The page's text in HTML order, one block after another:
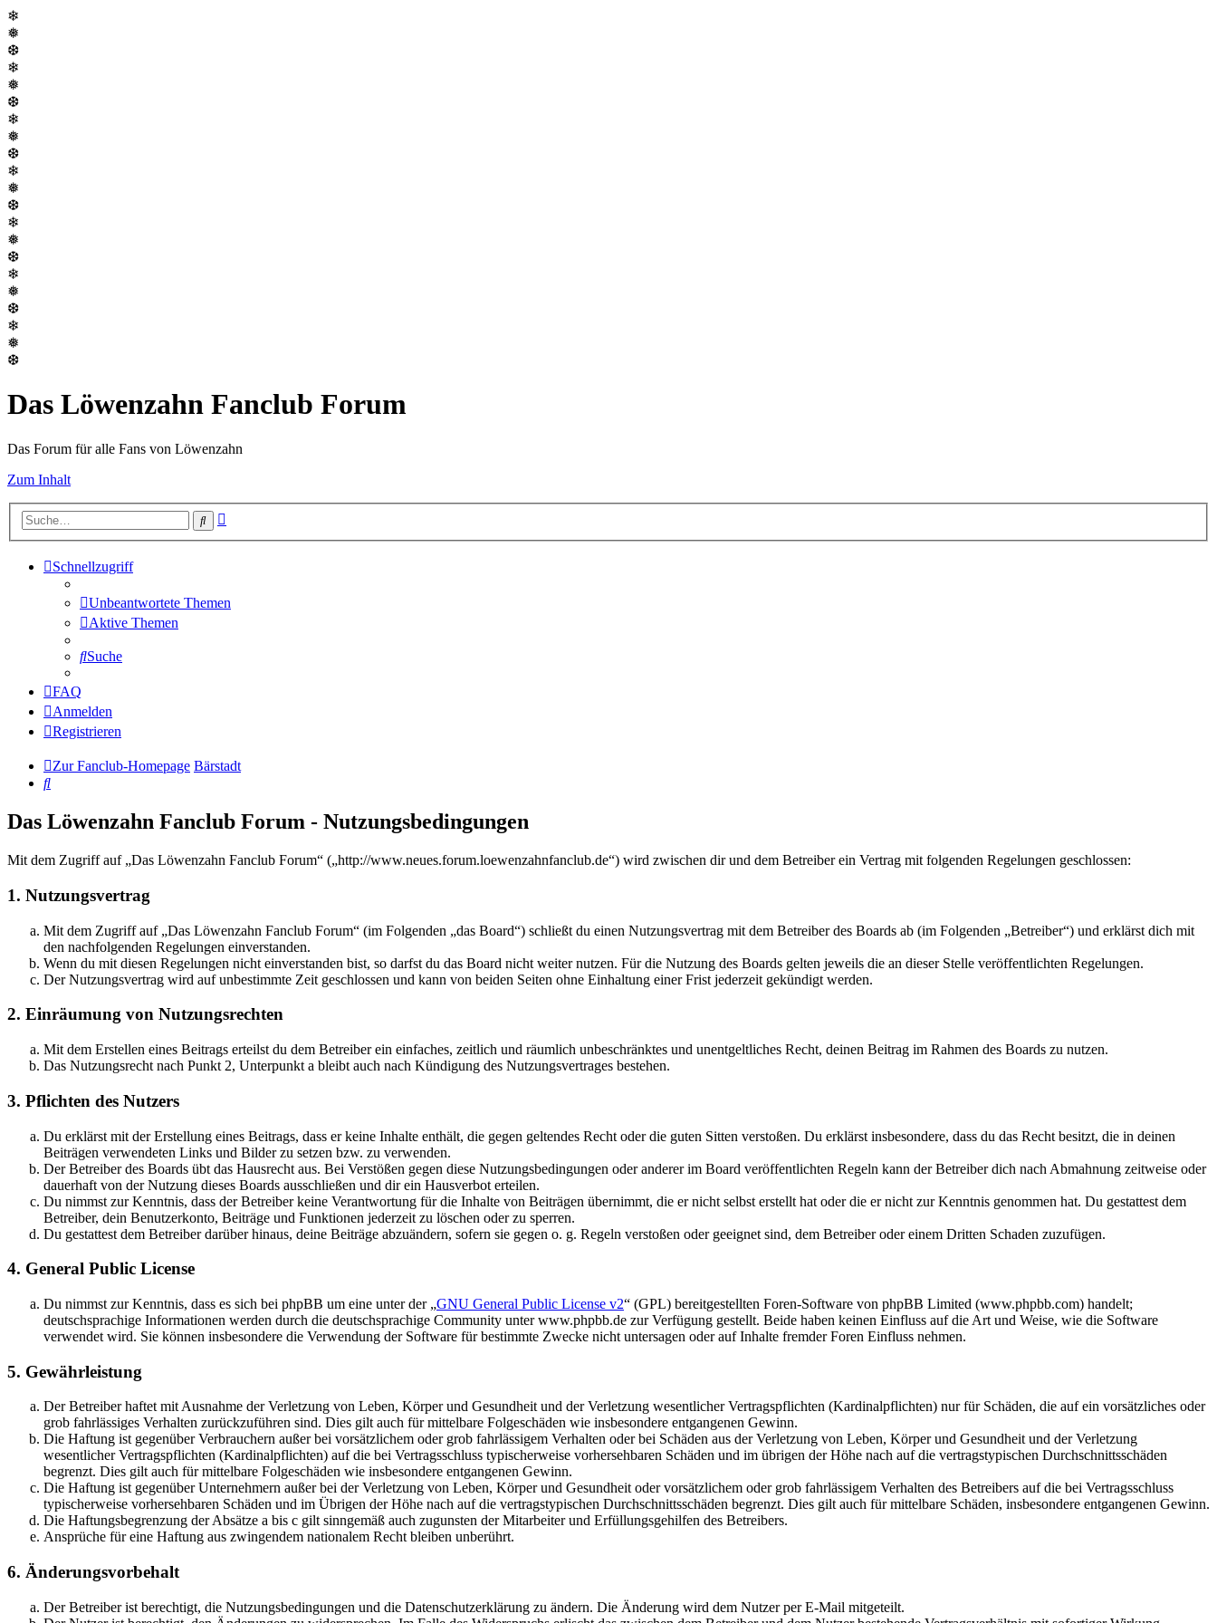
❄
❅
❆
❄
❅
❆
❄
❅
❆
❄
❅
❆
❄
❅
❆
❄
❅
❆
❄
❅
❆
Das Löwenzahn Fanclub Forum
Das Forum für alle Fans von Löwenzahn
Zum Inhalt
Suche
Schnellzugriff
Unbeantwortete Themen
Aktive Themen
Suche
FAQ
Anmelden
Registrieren
Zur Fanclub-Homepage Bärstadt
Suche
Das Löwenzahn Fanclub Forum - Nutzungsbedingungen
Mit dem Zugriff auf „Das Löwenzahn Fanclub Forum“ („http://www.neues.forum.loewenzahnfanclub.de“) wird zwischen dir und dem Betreiber ein Vertrag mit folgenden Regelungen geschlossen:
1. Nutzungsvertrag
Mit dem Zugriff auf „Das Löwenzahn Fanclub Forum“ (im Folgenden „das Board“) schließt du einen Nutzungsvertrag mit dem Betreiber des Boards ab (im Folgenden „Betreiber“) und erklärst dich mit
den nachfolgenden Regelungen einverstanden.
Wenn du mit diesen Regelungen nicht einverstanden bist, so darfst du das Board nicht weiter nutzen. Für die Nutzung des Boards gelten jeweils die an dieser Stelle veröffentlichten Regelungen.
Der Nutzungsvertrag wird auf unbestimmte Zeit geschlossen und kann von beiden Seiten ohne Einhaltung einer Frist jederzeit gekündigt werden.
2. Einräumung von Nutzungsrechten
Mit dem Erstellen eines Beitrags erteilst du dem Betreiber ein einfaches, zeitlich und räumlich unbeschränktes und unentgeltliches Recht, deinen Beitrag im Rahmen des Boards zu nutzen.
Das Nutzungsrecht nach Punkt 2, Unterpunkt a bleibt auch nach Kündigung des Nutzungsvertrages bestehen.
3. Pflichten des Nutzers
Du erklärst mit der Erstellung eines Beitrags, dass er keine Inhalte enthält, die gegen geltendes Recht oder die guten Sitten verstoßen. Du erklärst insbesondere, dass du das Recht besitzt, die in deinen
Beiträgen verwendeten Links und Bilder zu setzen bzw. zu verwenden.
Der Betreiber des Boards übt das Hausrecht aus. Bei Verstößen gegen diese Nutzungsbedingungen oder anderer im Board veröffentlichten Regeln kann der Betreiber dich nach Abmahnung zeitweise oder
dauerhaft von der Nutzung dieses Boards ausschließen und dir ein Hausverbot erteilen.
Du nimmst zur Kenntnis, dass der Betreiber keine Verantwortung für die Inhalte von Beiträgen übernimmt, die er nicht selbst erstellt hat oder die er nicht zur Kenntnis genommen hat. Du gestattest dem
Betreiber, dein Benutzerkonto, Beiträge und Funktionen jederzeit zu löschen oder zu sperren.
Du gestattest dem Betreiber darüber hinaus, deine Beiträge abzuändern, sofern sie gegen o. g. Regeln verstoßen oder geeignet sind, dem Betreiber oder einem Dritten Schaden zuzufügen.
4. General Public License
Du nimmst zur Kenntnis, dass es sich bei phpBB um eine unter der „GNU General Public License v2“ (GPL) bereitgestellten Foren-Software von phpBB Limited (www.phpbb.com) handelt;
deutschsprachige Informationen werden durch die deutschsprachige Community unter www.phpbb.de zur Verfügung gestellt. Beide haben keinen Einfluss auf die Art und Weise, wie die Software
verwendet wird. Sie können insbesondere die Verwendung der Software für bestimmte Zwecke nicht untersagen oder auf Inhalte fremder Foren Einfluss nehmen.
5. Gewährleistung
Der Betreiber haftet mit Ausnahme der Verletzung von Leben, Körper und Gesundheit und der Verletzung wesentlicher Vertragspflichten (Kardinalpflichten) nur für Schäden, die auf ein vorsätzliches oder
grob fahrlässiges Verhalten zurückzuführen sind. Dies gilt auch für mittelbare Folgeschäden wie insbesondere entgangenen Gewinn.
Die Haftung ist gegenüber Verbrauchern außer bei vorsätzlichem oder grob fahrlässigem Verhalten oder bei Schäden aus der Verletzung von Leben, Körper und Gesundheit und der Verletzung
wesentlicher Vertragspflichten (Kardinalpflichten) auf die bei Vertragsschluss typischerweise vorhersehbaren Schäden und im übrigen der Höhe nach auf die vertragstypischen Durchschnittsschäden
begrenzt. Dies gilt auch für mittelbare Folgeschäden wie insbesondere entgangenen Gewinn.
Die Haftung ist gegenüber Unternehmern außer bei der Verletzung von Leben, Körper und Gesundheit oder vorsätzlichem oder grob fahrlässigem Verhalten des Betreibers auf die bei Vertragsschluss
typischerweise vorhersehbaren Schäden und im Übrigen der Höhe nach auf die vertragstypischen Durchschnittsschäden begrenzt. Dies gilt auch für mittelbare Schäden, insbesondere entgangenen Gewinn.
Die Haftungsbegrenzung der Absätze a bis c gilt sinngemäß auch zugunsten der Mitarbeiter und Erfüllungsgehilfen des Betreibers.
Ansprüche für eine Haftung aus zwingendem nationalem Recht bleiben unberührt.
6. Änderungsvorbehalt
Der Betreiber ist berechtigt, die Nutzungsbedingungen und die Datenschutzerklärung zu ändern. Die Änderung wird dem Nutzer per E-Mail mitgeteilt.